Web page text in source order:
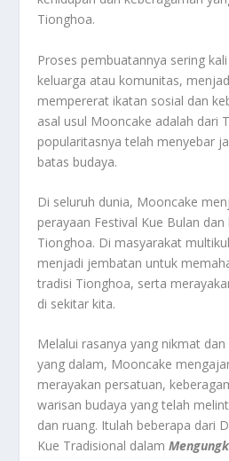
Tionghoa.
Proses pembuatannya sering
keluarga atau komunitas,
mempererat ikatan sosial dan
asal usul Mooncake adalah dari
popularitasnya telah menyebar
batas budaya.
Di seluruh dunia, Mooncake
perayaan Festival Kue Bulan
Tionghoa. Di masyarakat
menjadi jembatan untuk
tradisi Tionghoa, serta
di sekitar kita.
Melalui rasanya yang nikmat
yang dalam, Mooncake
merayakan persatuan,
warisan budaya yang telah
dan ruang. Itulah beberapa dari
Kue Tradisional dalam